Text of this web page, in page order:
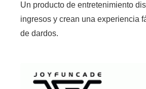
Un producto de entretenimiento
ingresos y crean una experiencia
de dardos.